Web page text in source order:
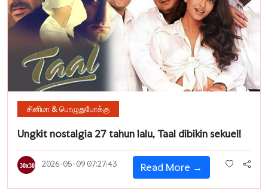
சினிமா & பொழுதுபோக்கு
Ungkit nostalgia 27 tahun lalu, Taal dibikin sekuel!
2026-05-09 07:27:43 Read More →